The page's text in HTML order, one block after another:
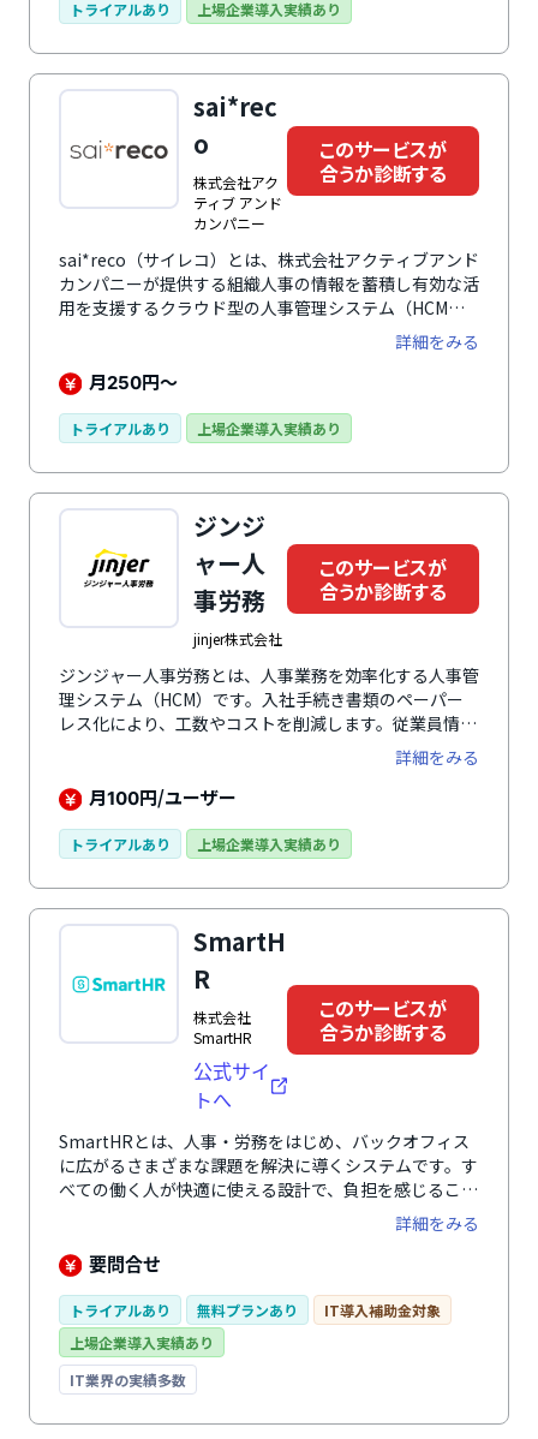
ビに集約することで、組織の人材配置、人材育成、評
課題に対応できます。誰でも使いやすい直感的なUI・
UXで、機能や項目のカスタマイズも柔軟に行えます。
約4,500社以上（2025年9月末時点）の導入実績と蓄積
されたノウハウで、各社の企業課題や活用フェーズに合
わせた最適なサポートを提供。ユーザーコミュニティも
活発で、他社との交流を通じて活きた事例を学び合えま
す。
トライアルあり 上場企業導入実績あり
sai*rec
o
株式会社アク
ティブ アンド
カンパニー
このサービスが
合うか診断する
sai*reco（サイレコ）とは、株式会社アクティブアンド
カンパニーが提供する組織人事の情報を蓄積し有効な活
用を支援するクラウド型の人事管理システム（HCM）
です。グッドデザイン賞(2018年)、ASPIC IoT・AI・
クラウドアワード2019 基幹業務系分野グランプリ
(2019年)を受賞。人事業務にかかわるすべての情報を収
感的にわかりやすく可視化することで作業効率、人事戦
ン、特殊組織の管理、従業員管理、カスタムフィールド
レイアウター、人事施策管理、評価機能、申請承認管
理、ワークフロー、権限管理、一括入力、2次元分析、
異動・組織シミュレーションでの最適な人材配置、退職
者データの蓄積による退職対策など多彩で効果的な機能
を標準搭載。使いやすい人事評価システム「サイレコ」
が攻める人事を実現させます。
詳細をみる
月250円～
トライアルあり 上場企業導入実績あり
ジンジ
ャー人
事労務
jinjer株式会社
このサービスが
合うか診断する
ジンジャー人事労務とは、人事業務を効率化する人事管
理システム（HCM）です。入社手続き書類のペーパー
レス化により、工数やコストを削減します。従業員情報
の登録時には必須項目を設け、記入漏れを防止。また、
統合型データベースで情報が自動連携され、複数のマス
タを更新する手間が省けます。さらに、従業員情報はカ
用の幅が広がります。
詳細をみる
月100円/ユーザー
トライアルあり 上場企業導入実績あり
SmartH
R
株式会社
SmartHR
公式サイ
トへ
このサービスが
合うか診断する
SmartHRとは、人事・労務をはじめ、バックオフィス
に広がるさまざまな課題を解決に導くシステムです。す
べての働く人が快適に使える設計で、負担を感じること
なく、入退社手続きや年末調整、勤怠管理、人事評価業
務など、人事・労務に関わる幅広い業務を効率化しま
す。 さらに、業務の中で自然に蓄まる正確な従業員デ
を向上。 毎日の負担を減らしながら従業員の力を引き
出し、組織の生産性向上と持続的な成果を創出する戦略
人事を実現します。
詳細をみる
要問合せ
トライアルあり 無料プランあり
IT導入補助金対象
上場企業導入実績あり
IT業界の実績多数